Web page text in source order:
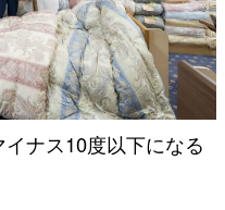
ナス10度以下になる